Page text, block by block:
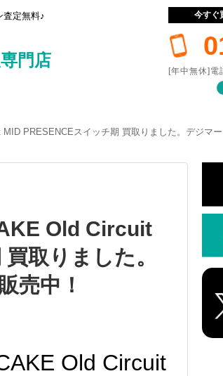
査定無料♪
門店
今すぐ
[年中無休]
PRESENCEスイッチ期 買取りました。デジマー
Old Circuit
取りました。
売中！
Old Circuit